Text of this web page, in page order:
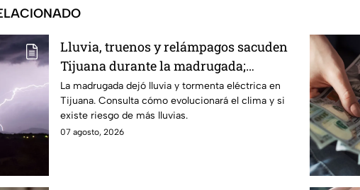
Lluvia, truenos y relámpagos sacuden
Tijuana durante la madrugada;
¿seguirá lloviendo hoy 7 de agosto? 🌧️
La madrugada dejó lluvia y tormenta eléctrica en
Tijuana. Consulta cómo evolucionará el clima y si
existe riesgo de más lluvias.
07 agosto, 2026